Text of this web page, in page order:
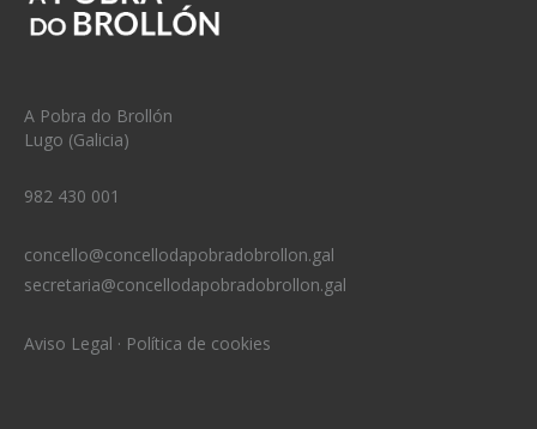
A Pobra do Brollón
Lugo (Galicia)
982 430 001
concello@concellodapobradobrollon.gal
secretaria@concellodapobradobrollon.gal
Aviso Legal · Política de cookies